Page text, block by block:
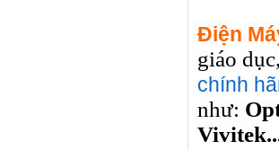
Điện
giáo
chính
như: